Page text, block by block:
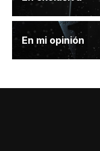
En mi opinión